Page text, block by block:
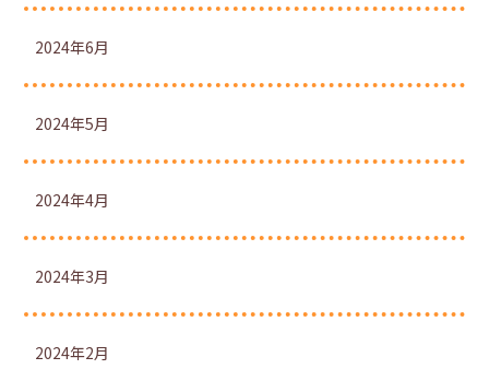
2024年6月
2024年5月
2024年4月
2024年3月
2024年2月